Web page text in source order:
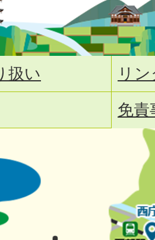
扱い
リ
免責